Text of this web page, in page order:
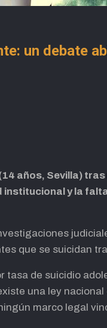
un debate
años, Sevilla)
y la
que se suicidan
tasa de suicidio
una ley
marco legal